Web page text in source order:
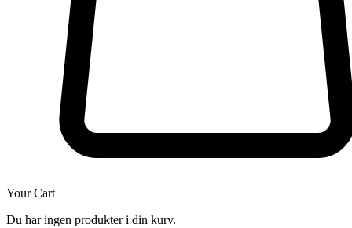
Your Cart
Du har ingen produkter i din kurv.